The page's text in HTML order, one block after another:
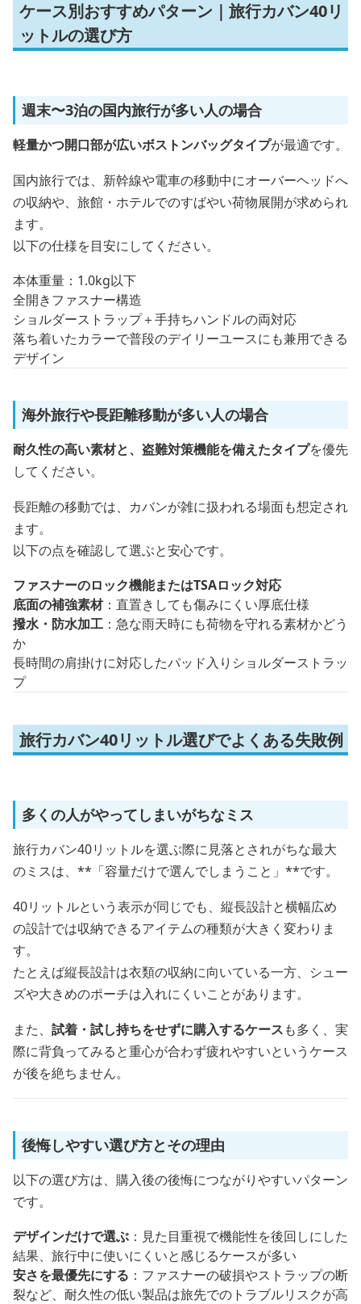
ケース別おすすめパターン｜旅行カバン40リ
ットルの選び方
週末〜3泊の国内旅行が多い人の場合
軽量かつ開口部が広いボストンバッグタイプが最適です。
国内旅行では、新幹線や電車の移動中にオーバーヘッドへ
の収納や、旅館・ホテルでのすばやい荷物展開が求められ
ます。
以下の仕様を目安にしてください。
本体重量：1.0kg以下
全開きファスナー構造
ショルダーストラップ＋手持ちハンドルの両対応
落ち着いたカラーで普段のデイリーユースにも兼用できる
デザイン
海外旅行や長距離移動が多い人の場合
耐久性の高い素材と、盗難対策機能を備えたタイプを優先
してください。
長距離の移動では、カバンが雑に扱われる場面も想定され
ます。
以下の点を確認して選ぶと安心です。
ファスナーのロック機能またはTSAロック対応
底面の補強素材：直置きしても傷みにくい厚底仕様
撥水・防水加工 ：急な雨天時にも荷物を守れる素材かどう
か
長時間の肩掛けに対応したパッド入りショルダーストラッ
プ
旅行カバン40リットル選びでよくある失敗例
多くの人がやってしまいがちなミス
旅行カバン40リットルを選ぶ際に見落とされがちな最大
のミスは、**「容量だけで選んでしまうこと」**です。
40リットルという表示が同じでも、縦長設計と横幅広め
の設計では収納できるアイテムの種類が大きく変わりま
す。
たとえば縦長設計は衣類の収納に向いている一方、シュー
ズや大きめのポーチは入れにくいことがあります。
また、 試着・試し持ちをせずに購入するケースも多く、実
際に背負ってみると重心が合わず疲れやすいというケース
が後を絶ちません。
後悔しやすい選び方とその理由
以下の選び方は、購入後の後悔につながりやすいパターン
です。
デザインだけで選ぶ ：見た目重視で機能性を後回しにした
結果、旅行中に使いにくいと感じるケースが多い
安さを最優先にする ：ファスナーの破損やストラップの断
裂など、耐久性の低い製品は旅先でのトラブルリスクが高